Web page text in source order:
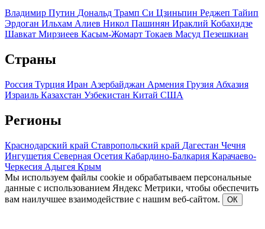
Владимир Путин Дональд Трамп Си Цзиньпин Реджеп Тайип
Эрдоган Ильхам Алиев Никол Пашинян Ираклий Кобахидзе
Шавкат Мирзиеев Касым-Жомарт Токаев Масуд Пезешкиан
Страны
Россия Турция Иран Азербайджан Армения Грузия Абхазия
Израиль Казахстан Узбекистан Китай США
Регионы
Краснодарский край Ставропольский край Дагестан Чечня
Ингушетия Северная Осетия Кабардино-Балкария Карачаево-
Черкесия Адыгея Крым
Мы используем файлы cookie и обрабатываем персональные
данные с использованием Яндекс Метрики, чтобы обеспечить
вам наилучшее взаимодействие с нашим веб-сайтом.
ОК